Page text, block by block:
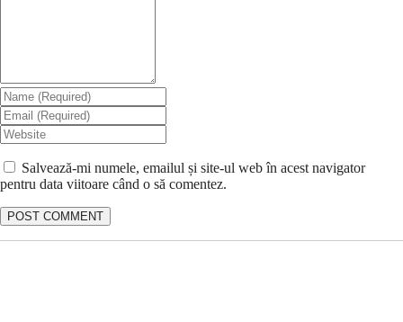
Salvează-mi numele, emailul și site-ul web în acest navigator
pentru data viitoare când o să comentez.